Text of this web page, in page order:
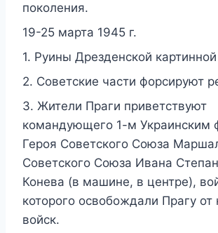
поколения.
19-25 марта 1945 г.
1. Руины Дрезденской
2. Советские части форсируют
3. Жители Праги приветствуют
командующего 1-м Украинским
Героя Советского Союза
Советского Союза Ивана
Конева (в машине, в центре),
которого освобождали Прагу от
войск.